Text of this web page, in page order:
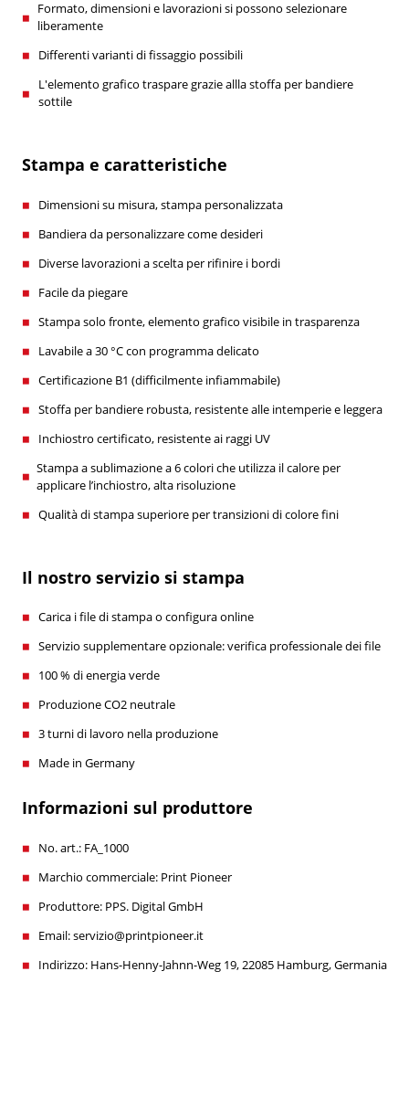
Formato, dimensioni e lavorazioni si possono selezionare
liberamente
Differenti varianti di fissaggio possibili
L'elemento grafico traspare grazie allla stoffa per bandiere
sottile
Stampa e caratteristiche
Dimensioni su misura, stampa personalizzata
Bandiera da personalizzare come desideri
Diverse lavorazioni a scelta per rifinire i bordi
Facile da piegare
Stampa solo fronte, elemento grafico visibile in trasparenza
Lavabile a 30 °C con programma delicato
Certificazione B1 (difficilmente infiammabile)
Stoffa per bandiere robusta, resistente alle intemperie e leggera
Inchiostro certificato, resistente ai raggi UV
Stampa a sublimazione a 6 colori che utilizza il calore per
applicare l’inchiostro, alta risoluzione
Qualità di stampa superiore per transizioni di colore fini
Il nostro servizio si stampa
Carica i file di stampa o configura online
Servizio supplementare opzionale: verifica professionale dei file
100 % di energia verde
Produzione CO2 neutrale
3 turni di lavoro nella produzione
Made in Germany
Informazioni sul produttore
No. art.: FA_1000
Marchio commerciale: Print Pioneer
Produttore: PPS. Digital GmbH
Email: servizio@printpioneer.it
Indirizzo: Hans-Henny-Jahnn-Weg 19, 22085 Hamburg, Germania